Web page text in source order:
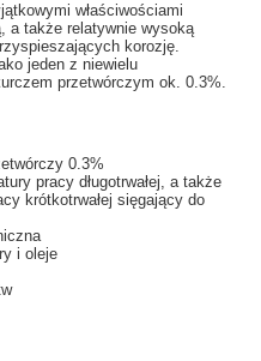
właściwościami
a także relatywnie wysoką
korozję.
jeden z niewielu
przetwórczym ok. 0.3%.
0.3%
pracy długotrwałej, a także
krótkotrwałej sięgający do
i oleje